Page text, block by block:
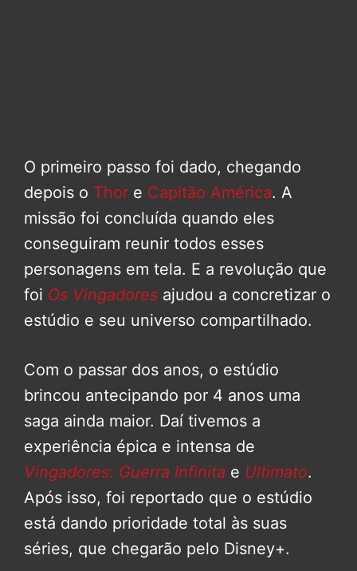
O primeiro passo foi dado, chegando
depois o Thor e Capitão América. A
missão foi concluída quando eles
conseguiram reunir todos esses
personagens em tela. E a revolução que
foi Os Vingadores ajudou a concretizar o
estúdio e seu universo compartilhado.
Com o passar dos anos, o estúdio
brincou antecipando por 4 anos uma
saga ainda maior. Daí tivemos a
experiência épica e intensa de
Vingadores: Guerra Infinita e Ultimato.
Após isso, foi reportado que o estúdio
está dando prioridade total às suas
séries, que chegarão pelo Disney+.